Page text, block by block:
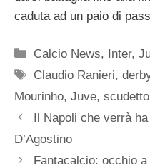
caduta ad un paio di
Categorie
Calcio News, Inter,
Tag
Claudio Ranieri,
Mourinho, Juve, scudetto
Il Napoli che verrà
D’Agostino
Fantacalcio: occhio